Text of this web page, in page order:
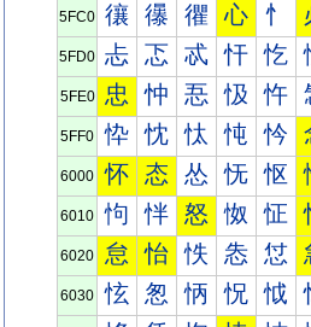
5FC0 忀 忁 忂 心 忄
5FD0 忐 忑 忒 忓 忔
5FE0 忠 忡 忢 忣 忤
5FF0 忰 忱 忲 忳 忴
6000 怀 态 怂 怃 怄
6010 怐 怑 怒 怓 怔
6020 怠 怡 怢 怣 怤
6030 怰 怱 怲 怳 怴